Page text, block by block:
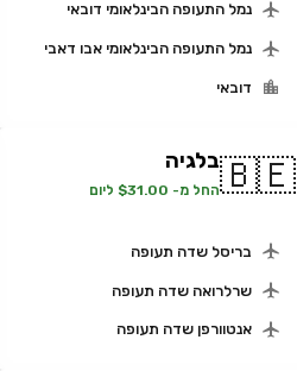
נמל התעופה הבינלאומי דובאי
נמל התעופה הבינלאומי אבו דאבי
דובאי
🇧🇪בלגיה
החל מ- $31.00 ליום
בריסל שדה תעופה
שרלרואה שדה תעופה
אנטוורפן שדה תעופה